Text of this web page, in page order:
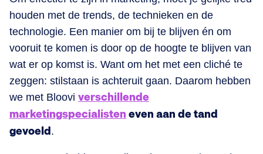
houden met de trends, de technieken en de
technologie. Een manier om bij te blijven én om
vooruit te komen is door op de hoogte te blijven van
wat er op komst is. Want om het met een cliché te
zeggen: stilstaan is achteruit gaan. Daarom hebben
we met Bloovi verschillende
marketingspecialisten even aan de tand
gevoeld .